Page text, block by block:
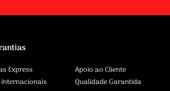
Express
internacionais
Apoio ao Cliente
Qualidade Garantida